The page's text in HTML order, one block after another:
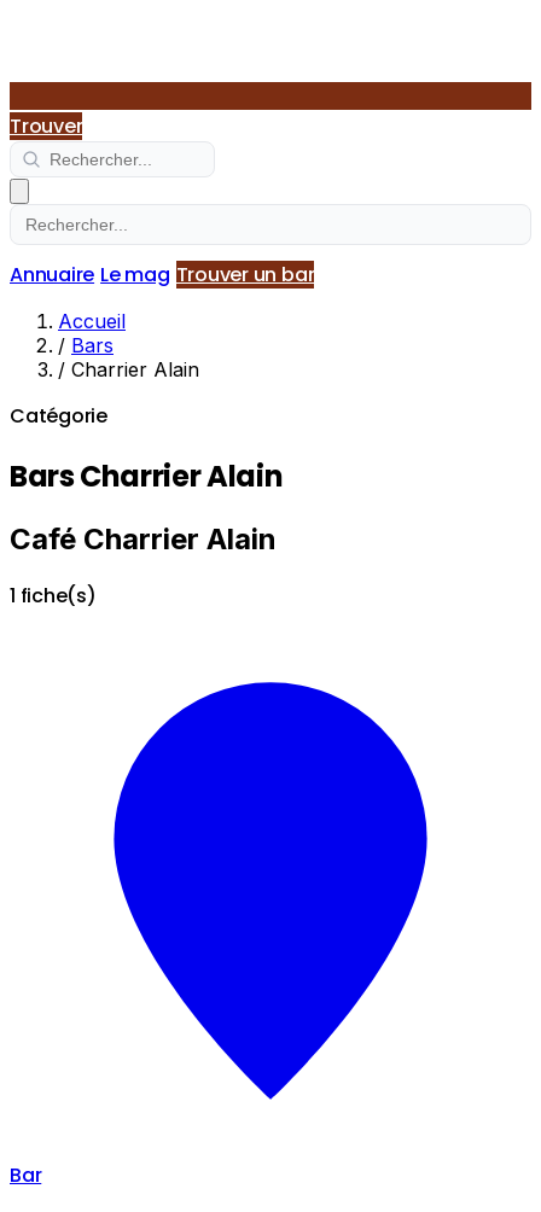
Trouver
Annuaire Le mag Trouver un bar
Accueil
/ Bars
/ Charrier Alain
Catégorie
Bars Charrier Alain
Café Charrier Alain
1 fiche(s)
Bar